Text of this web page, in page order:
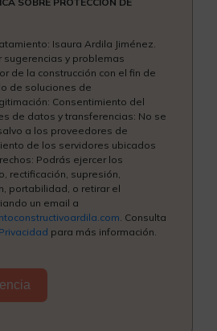
Isaura Ardila Jiménez.
sugerencias y problemas
de la construcción con el fin de
de soluciones de
Consentimiento del
de datos y transferencias: No se
a los proveedores de
de los servidores ubicados
Podrás ejercer los
rectificación, supresión,
portabilidad, o retirar el
un email a
. Consulta
para más información.